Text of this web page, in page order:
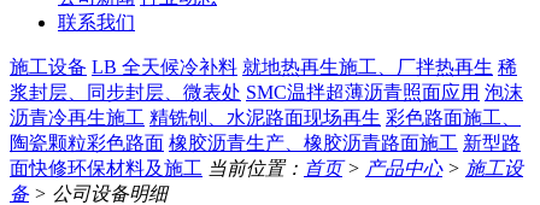
联系我们
施工设备 LB 全天候冷补料 就地热再生施工、厂拌热再生 稀
浆封层、同步封层、微表处 SMC温拌超薄沥青照面应用 泡沫
沥青冷再生施工 精铣刨、水泥路面现场再生 彩色路面施工、
陶瓷颗粒彩色路面 橡胶沥青生产、橡胶沥青路面施工 新型路
面快修环保材料及施工 当前位置： 首页> 产品中心> 施工设
备> 公司设备明细